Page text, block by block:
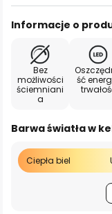
Informacje o
Bez
możliwości
ściemniani
a
ść
Barwa światła w
Ciepła biel